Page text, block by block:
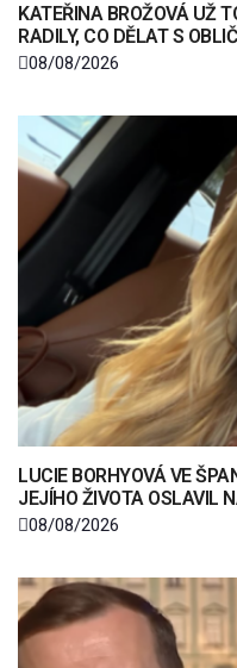
KATEŘINA BROŽOVÁ UŽ
RADILY, CO DĚLAT S
08/08/2026
LUCIE BORHYOVÁ VE
JEJÍHO ŽIVOTA OSLAVIL
08/08/2026